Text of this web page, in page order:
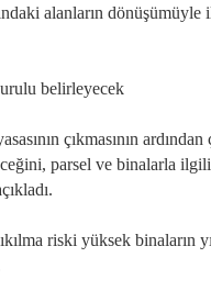
alanların dönüşümüyle
belirleyecek
çıkmasının
parsel ve binalarla
riski yüksek binaların